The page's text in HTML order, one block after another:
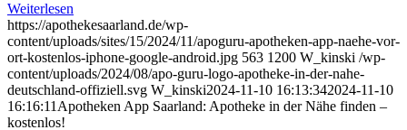
Weiterlesen
https://apothekesaarland.de/wp-
content/uploads/sites/15/2024/11/apoguru-apotheken-app-naehe-vor-
ort-kostenlos-iphone-google-android.jpg 563 1200 W_kinski /wp-
content/uploads/2024/08/apo-guru-logo-apotheke-in-der-nahe-
deutschland-offiziell.svg W_kinski2024-11-10 16:13:342024-11-10
16:16:11 Apotheken App Saarland: Apotheke in der Nähe finden –
kostenlos!